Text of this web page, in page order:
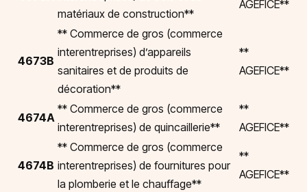
matériaux de construction**
AGEFICE**
4673B
** Commerce de gros (commerce
interentreprises) d’appareils
sanitaires et de produits de
décoration**
**
AGEFICE**
4674A
** Commerce de gros (commerce
interentreprises) de quincaillerie**
**
AGEFICE**
4674B
** Commerce de gros (commerce
interentreprises) de fournitures pour
la plomberie et le chauffage**
**
AGEFICE**